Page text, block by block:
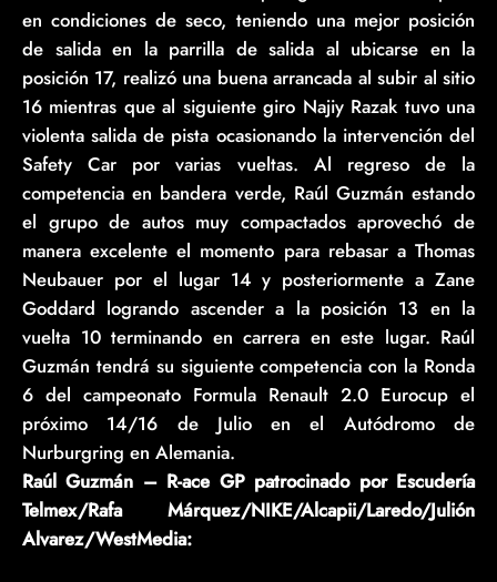
en condiciones de seco, teniendo una mejor posición
de salida en la parrilla de salida al ubicarse en la
posición 17, realizó una buena arrancada al subir al sitio
16 mientras que al siguiente giro Najiy Razak tuvo una
violenta salida de pista ocasionando la intervención del
Safety Car por varias vueltas. Al regreso de la
competencia en bandera verde, Raúl Guzmán estando
el grupo de autos muy compactados aprovechó de
manera excelente el momento para rebasar a Thomas
Neubauer por el lugar 14 y posteriormente a Zane
Goddard logrando ascender a la posición 13 en la
vuelta 10 terminando en carrera en este lugar. Raúl
Guzmán tendrá su siguiente competencia con la Ronda
6 del campeonato Formula Renault 2.0 Eurocup el
próximo 14/16 de Julio en el Autódromo de
Nurburgring en Alemania.
Raúl Guzmán – R-ace GP patrocinado por Escudería
Telmex/Rafa Márquez/NIKE/Alcapii/Laredo/Julión
Alvarez/WestMedia: